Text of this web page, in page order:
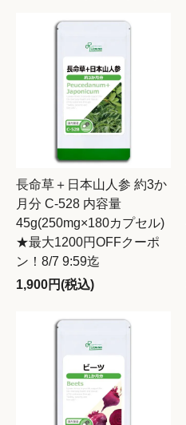
長命草＋日本山人参 約3か
月分 C-528 内容量
45g(250mg×180カプセル)
★最大1200円OFFクーポ
ン！8/7 9:59迄
1,900円(税込)